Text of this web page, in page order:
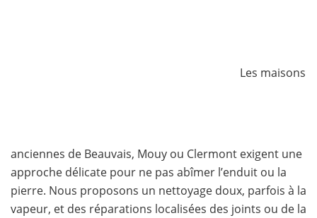
Les maisons
anciennes de Beauvais, Mouy ou Clermont exigent une
approche délicate pour ne pas abîmer l’enduit ou la
pierre. Nous proposons un nettoyage doux, parfois à la
vapeur, et des réparations localisées des joints ou de la